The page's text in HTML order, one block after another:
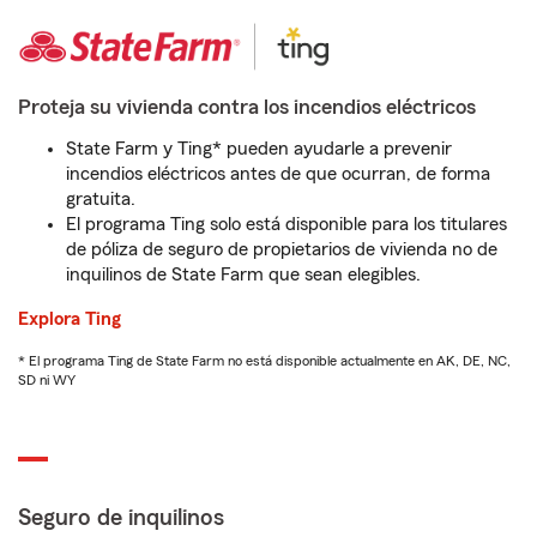
Proteja su vivienda contra los incendios eléctricos
State Farm y Ting* pueden ayudarle a prevenir
incendios eléctricos antes de que ocurran, de forma
gratuita.
El programa Ting solo está disponible para los titulares
de póliza de seguro de propietarios de vivienda no de
inquilinos de State Farm que sean elegibles.
Explora Ting
* El programa Ting de State Farm no está disponible actualmente en AK, DE, NC,
SD ni WY
Seguro de inquilinos